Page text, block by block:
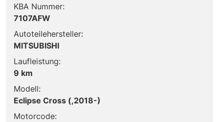
KBA Nummer:
7107AFW
Autoteilehersteller:
MITSUBISHI
Laufleistung:
9 km
Modell:
Eclipse Cross (,2018-)
Motorcode: